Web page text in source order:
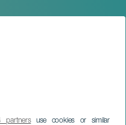
partnersuse cookies or similar